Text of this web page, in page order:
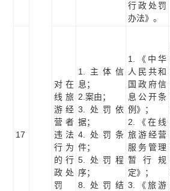
行政处罚
办法》。
17
对在
线旅
游经
营者
违法
行为
的行
政处
罚
1.主体信
息；
2.案由；
3.处罚依
据；
4.处罚条
件；
5.处罚程
序；
8.处罚结
1.《中华
人民共和
国政府信
息公开条
例》；
2.《在线
旅游经营
服务管理
暂行规
定》；
3.《旅游